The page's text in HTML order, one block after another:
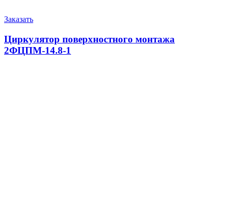
Заказать
Циркулятор поверхностного монтажа
2ФЦПМ-14.8-1